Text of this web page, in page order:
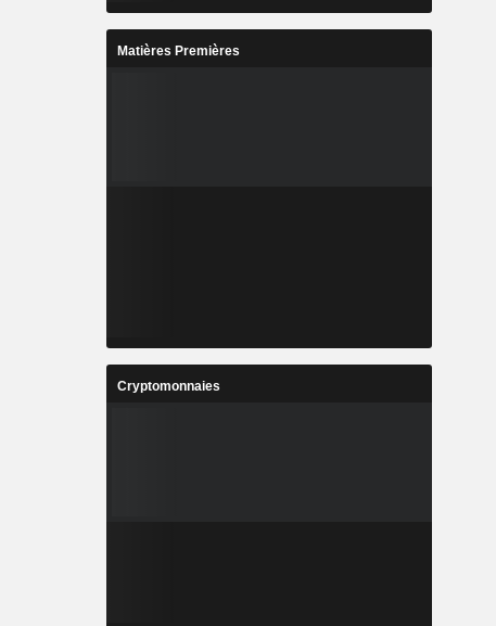
Matières Premières
Cryptomonnaies